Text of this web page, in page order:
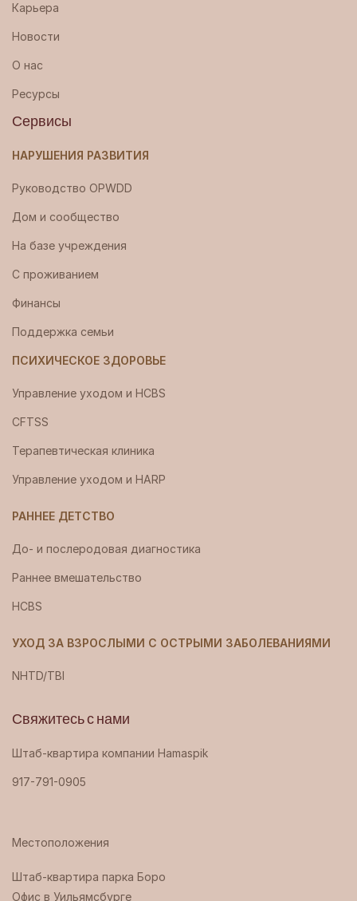
Карьера
Новости
О нас
Ресурсы
Сервисы
НАРУШЕНИЯ РАЗВИТИЯ
Руководство OPWDD
Дом и сообщество
На базе учреждения
С проживанием
Финансы
Поддержка семьи
ПСИХИЧЕСКОЕ ЗДОРОВЬЕ
Управление уходом и HCBS
CFTSS
Терапевтическая клиника
Управление уходом и HARP
РАННЕЕ ДЕТСТВО
До- и послеродовая диагностика
Раннее вмешательство
HCBS
УХОД ЗА ВЗРОСЛЫМИ С ОСТРЫМИ ЗАБОЛЕВАНИЯМИ
NHTD/TBI
Свяжитесь с нами
Штаб-квартира компании Hamaspik
917-791-0905
Местоположения
Штаб-квартира парка Боро ‍
Офис в Уильямсбурге